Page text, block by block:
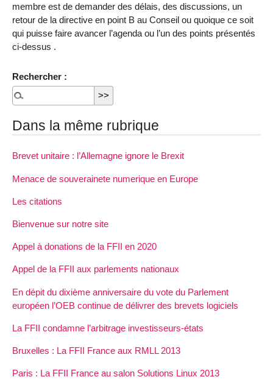
membre est de demander des délais, des discussions, un
retour de la directive en point B au Conseil ou quoique ce soit
qui puisse faire avancer l’agenda ou l’un des points présentés
ci-dessus .
Rechercher :
Dans la même rubrique
Brevet unitaire : l’Allemagne ignore le Brexit
Menace de souverainete numerique en Europe
Les citations
Bienvenue sur notre site
Appel à donations de la FFII en 2020
Appel de la FFII aux parlements nationaux
En dépit du dixième anniversaire du vote du Parlement
européen l’OEB continue de délivrer des brevets logiciels
La FFII condamne l’arbitrage investisseurs-états
Bruxelles : La FFII France aux RMLL 2013
Paris : La FFII France au salon Solutions Linux 2013